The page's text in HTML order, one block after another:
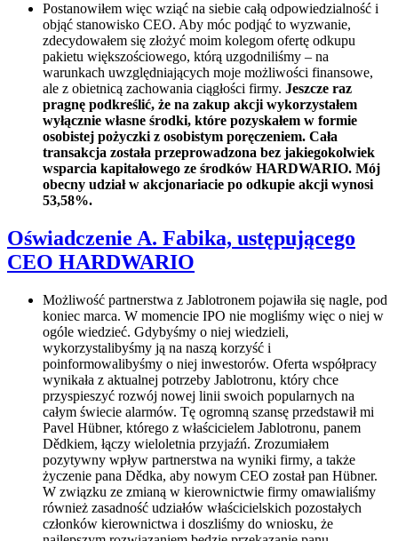
Postanowiłem więc wziąć na siebie całą odpowiedzialność i
objąć stanowisko CEO. Aby móc podjąć to wyzwanie,
zdecydowałem się złożyć moim kolegom ofertę odkupu
pakietu większościowego, którą uzgodniliśmy – na
warunkach uwzględniających moje możliwości finansowe,
ale z obietnicą zachowania ciągłości firmy. Jeszcze raz
pragnę podkreślić, że na zakup akcji wykorzystałem
wyłącznie własne środki, które pozyskałem w formie
osobistej pożyczki z osobistym poręczeniem. Cała
transakcja została przeprowadzona bez jakiegokolwiek
wsparcia kapitałowego ze środków HARDWARIO. Mój
obecny udział w akcjonariacie po odkupie akcji wynosi
53,58%.
Oświadczenie A. Fabika, ustępującego
CEO HARDWARIO
Możliwość partnerstwa z Jablotronem pojawiła się nagle, pod
koniec marca. W momencie IPO nie mogliśmy więc o niej w
ogóle wiedzieć. Gdybyśmy o niej wiedzieli,
wykorzystalibyśmy ją na naszą korzyść i
poinformowalibyśmy o niej inwestorów. Oferta współpracy
wynikała z aktualnej potrzeby Jablotronu, który chce
przyspieszyć rozwój nowej linii swoich popularnych na
całym świecie alarmów. Tę ogromną szansę przedstawił mi
Pavel Hübner, którego z właścicielem Jablotronu, panem
Dědkiem, łączy wieloletnia przyjaźń. Zrozumiałem
pozytywny wpływ partnerstwa na wyniki firmy, a także
życzenie pana Dědka, aby nowym CEO został pan Hübner.
W związku ze zmianą w kierownictwie firmy omawialiśmy
również zasadność udziałów właścicielskich pozostałych
członków kierownictwa i doszliśmy do wniosku, że